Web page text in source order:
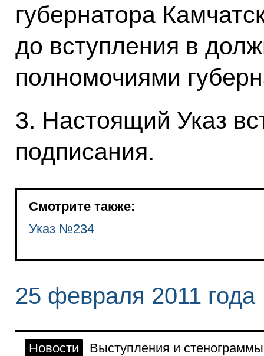
губернатора
до вступления в
полномочиями
3. Настоящий Указ
подписания.
Смотрите также:
Указ №234
25 февраля 2011 года
Новости
Выступления и стенограммы